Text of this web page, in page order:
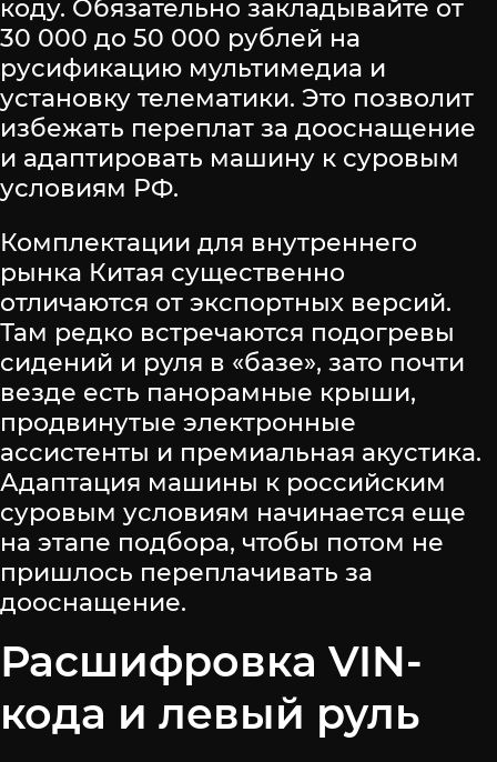
коду. Обязательно закладывайте от
30 000 до 50 000 рублей на
русификацию мультимедиа и
установку телематики. Это позволит
избежать переплат за дооснащение
и адаптировать машину к суровым
условиям РФ.
Комплектации для внутреннего
рынка Китая существенно
отличаются от экспортных версий.
Там редко встречаются подогревы
сидений и руля в «базе», зато почти
везде есть панорамные крыши,
продвинутые электронные
ассистенты и премиальная акустика.
Адаптация машины к российским
суровым условиям начинается еще
на этапе подбора, чтобы потом не
пришлось переплачивать за
дооснащение.
Расшифровка VIN-
кода и левый руль